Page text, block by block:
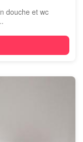
douche et wc